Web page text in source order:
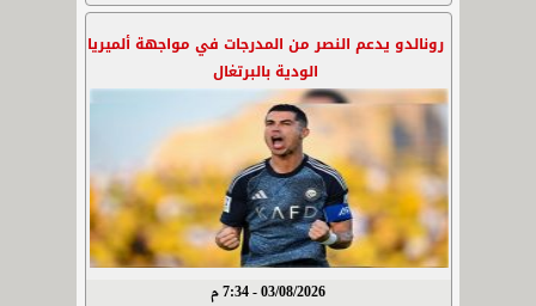
رونالدو يدعم النصر من المدرجات في مواجهة ألميريا
الودية بالبرتغال
03/08/2026 - 7:34 م